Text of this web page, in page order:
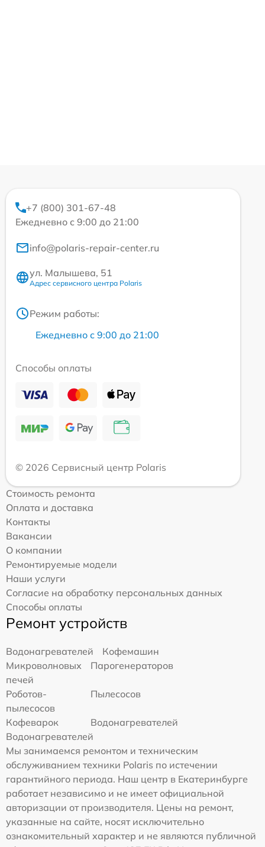
+7 (800) 301-67-48
Ежедневно с 9:00 до 21:00
info@polaris-repair-center.ru
ул. Малышева, 51
Адрес сервисного центра Polaris
Режим работы:
Ежедневно с 9:00 до 21:00
Способы оплаты
© 2026 Сервисный центр Polaris
Стоимость ремонта
Оплата и доставка
Контакты
Вакансии
О компании
Ремонтируемые модели
Наши услуги
Согласие на обработку персональных данных
Способы оплаты
Ремонт устройств
Водонагревателей
Кофемашин
Микроволновых
печей
Парогенераторов
Роботов-
пылесосов
Пылесосов
Кофеварок
Водонагревателей
Водонагревателей
Мы занимаемся ремонтом и техническим
обслуживанием техники Polaris по истечении
гарантийного периода. Наш центр в Екатеринбурге
работает независимо и не имеет официальной
авторизации от производителя. Цены на ремонт,
указанные на сайте, носят исключительно
ознакомительный характер и не являются публичной